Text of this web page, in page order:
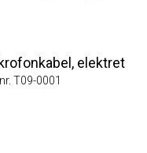
elektret
T09-0001